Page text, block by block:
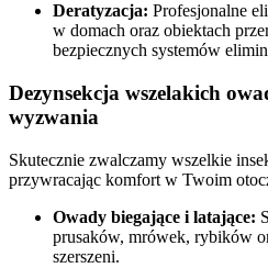
Deratyzacja: Profesjonalne
w domach oraz obiektach
bezpiecznych systemów
Dezynsekcja wszelakich
wyzwania
Skutecznie zwalczamy wszelkie
przywracając komfort w Twoim
Owady biegające i latające:
prusaków, mrówek, rybików
szerszeni.